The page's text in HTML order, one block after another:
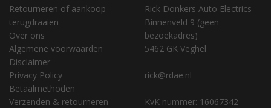
Retourneren of aankoop
terugdraaien
Over ons
Algemene voorwaarden
Disclaimer
Privacy Policy
Betaalmethoden
Verzenden & retourneren
Rick Donkers Auto Electrics
Binnenveld 9 (geen
bezoekadres)
5462 GK Veghel
rick@rdae.nl
KvK nummer: 16067342